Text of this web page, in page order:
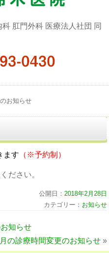
肛門外科 医療法人社団 同
お知らせ
ます （※予約制）
ださい。
公開日： 2018年2月28日
カテゴリー： お知らせ
知らせ
の診療時間変更のお知らせ»